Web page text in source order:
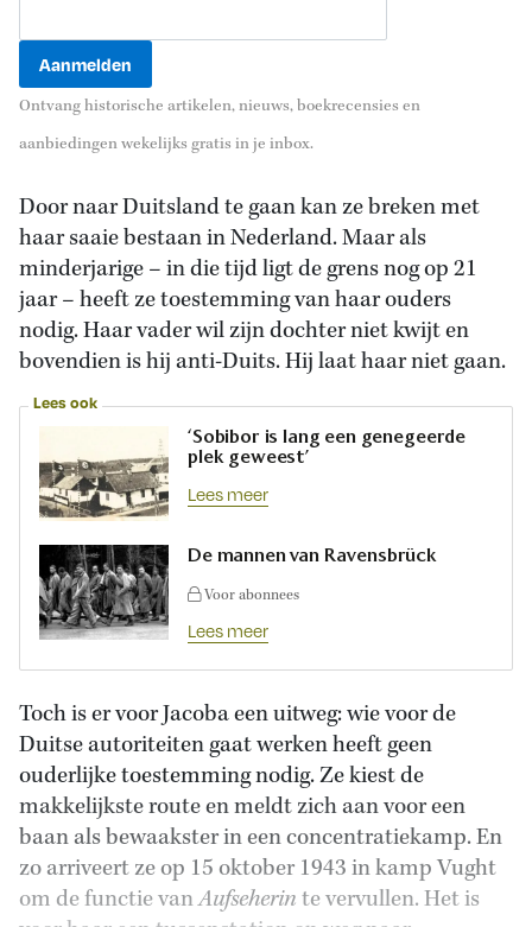
Ontvang historische artikelen, nieuws, boekrecensies en
aanbiedingen wekelijks gratis in je inbox.
Door naar Duitsland te gaan kan ze breken met
haar saaie bestaan in Nederland. Maar als
minderjarige – in die tijd ligt de grens nog op 21
jaar – heeft ze toestemming van haar ouders
nodig. Haar vader wil zijn dochter niet kwijt en
bovendien is hij anti-Duits. Hij laat haar niet gaan.
Lees ook
‘Sobibor is lang een genegeerde
plek geweest’
Lees meer
De mannen van Ravensbrück
Voor abonnees
Lees meer
Toch is er voor Jacoba een uitweg: wie voor de
Duitse autoriteiten gaat werken heeft geen
ouderlijke toestemming nodig. Ze kiest de
makkelijkste route en meldt zich aan voor een
baan als bewaakster in een concentratiekamp. En
zo arriveert ze op 15 oktober 1943 in kamp Vught
om de functie vanAufseherinte vervullen. Het is